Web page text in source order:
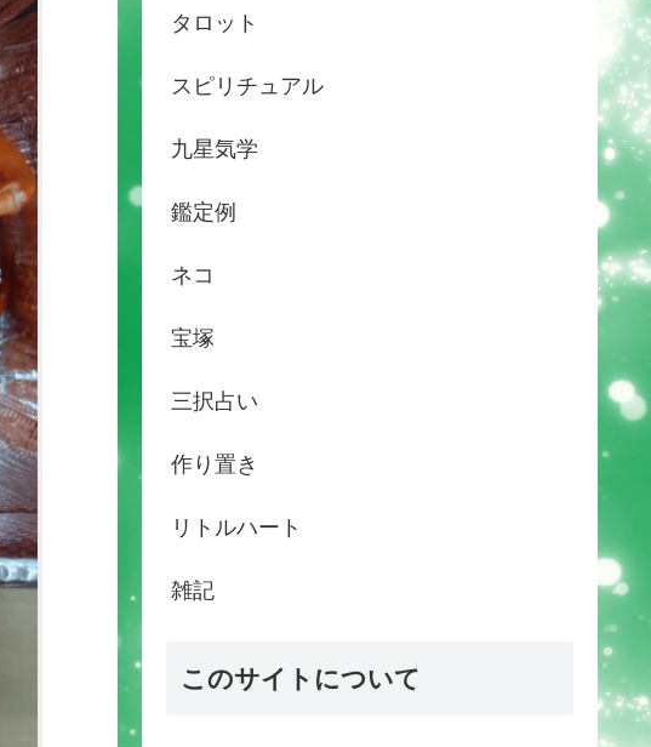
タロット
スピリチュアル
九星気学
鑑定例
ネコ
宝塚
三択占い
作り置き
リトルハート
雑記
このサイトについて